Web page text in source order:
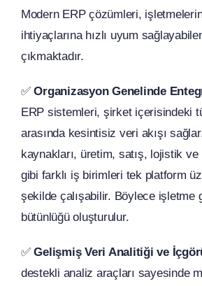
Modern ERP çözümleri,
ihtiyaçlarına hızlı uyum
çıkmaktadır.
✅Organizasyon Genelinde
ERP sistemleri, şirket içerisindeki
arasında kesintisiz veri akışı
kaynakları, üretim, satış, lojistik
gibi farklı iş birimleri tek platform
şekilde çalışabilir. Böylece işletme
bütünlüğü oluşturulur.
✅Gelişmiş Veri Analitiği ve
destekli analiz araçları sayesinde